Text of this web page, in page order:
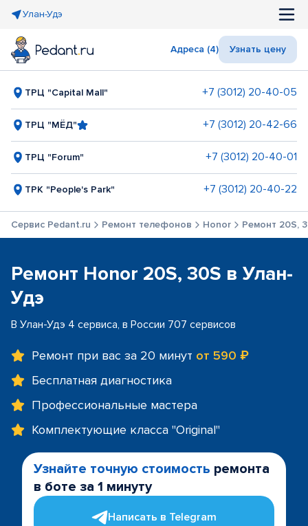
Улан-Удэ
Адреса (4) Узнать цену
ТРЦ "Capital Mall" +7 (3012) 20-40-05
ТРЦ "МЁД" +7 (3012) 20-42-66
ТРЦ "Forum" +7 (3012) 20-40-01
ТРК "People's Park" +7 (3012) 20-40-22
Сервис Pedant.ru Ремонт телефонов Honor Ремонт 20S,
Ремонт Honor 20S, 30S в Улан-
Удэ
В Улан-Удэ 4 сервиса, в России 707 сервисов
Ремонт при вас за 20 минут от 590 ₽
Бесплатная диагностика
Профессиональные мастера
Комплектующие класса "Original"
Узнайте точную стоимость ремонта
в боте за 1 минуту
Написать в Telegram